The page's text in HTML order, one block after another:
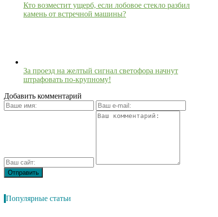
Кто возместит ущерб, если лобовое стекло разбил
камень от встречной машины?
За проезд на желтый сигнал светофора начнут
штрафовать по-крупному!
Добавить комментарий
Популярные статьи